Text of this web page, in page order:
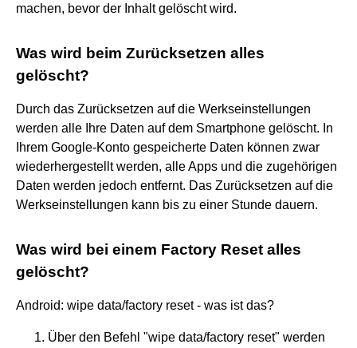
machen, bevor der Inhalt gelöscht wird.
Was wird beim Zurücksetzen alles
gelöscht?
Durch das Zurücksetzen auf die Werkseinstellungen
werden alle Ihre Daten auf dem Smartphone gelöscht. In
Ihrem Google-Konto gespeicherte Daten können zwar
wiederhergestellt werden, alle Apps und die zugehörigen
Daten werden jedoch entfernt. Das Zurücksetzen auf die
Werkseinstellungen kann bis zu einer Stunde dauern.
Was wird bei einem Factory Reset alles
gelöscht?
Android: wipe data/factory reset - was ist das?
Über den Befehl "wipe data/factory reset" werden